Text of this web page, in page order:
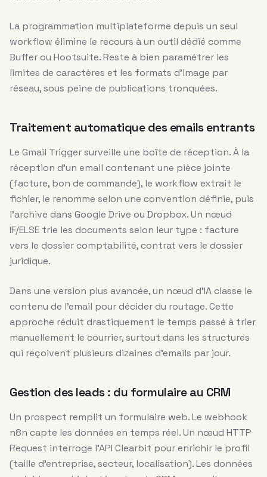
La programmation multiplateforme depuis un seul
workflow élimine le recours à un outil dédié comme
Buffer ou Hootsuite. Reste à bien paramétrer les
limites de caractères et les formats d’image par
réseau, sous peine de publications tronquées.
Traitement automatique des emails entrants
Le Gmail Trigger surveille une boîte de réception. À la
réception d’un email contenant une pièce jointe
(facture, bon de commande), le workflow extrait le
fichier, le renomme selon une convention définie, puis
l’archive dans Google Drive ou Dropbox. Un nœud
IF/ELSE trie les documents selon leur type : facture
vers le dossier comptabilité, contrat vers le dossier
juridique.
Dans une version plus avancée, un nœud d’IA classe le
contenu de l’email pour décider du routage. Cette
approche réduit drastiquement le temps passé à trier
manuellement le courrier, surtout dans les structures
qui reçoivent plusieurs dizaines d’emails par jour.
Gestion des leads : du formulaire au CRM
Un prospect remplit un formulaire web. Le webhook
n8n capte les données en temps réel. Un nœud HTTP
Request interroge l’API Clearbit pour enrichir le profil
(taille d’entreprise, secteur, localisation). Les données